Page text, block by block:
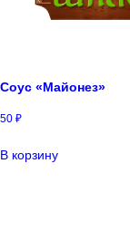
Соус «Майонез»
50 ₽
В корзину